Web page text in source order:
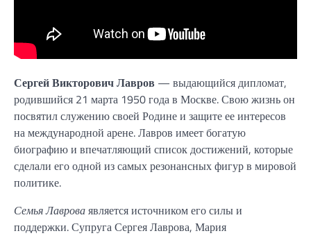
Сергей Викторович Лавров — выдающийся дипломат,
родившийся 21 марта 1950 года в Москве. Свою жизнь он
посвятил служению своей Родине и защите ее интересов
на международной арене. Лавров имеет богатую
биографию и впечатляющий список достижений, которые
сделали его одной из самых резонансных фигур в мировой
политике.
Семья Лавроваявляется источником его силы и
поддержки. Супруга Сергея Лаврова, Мария